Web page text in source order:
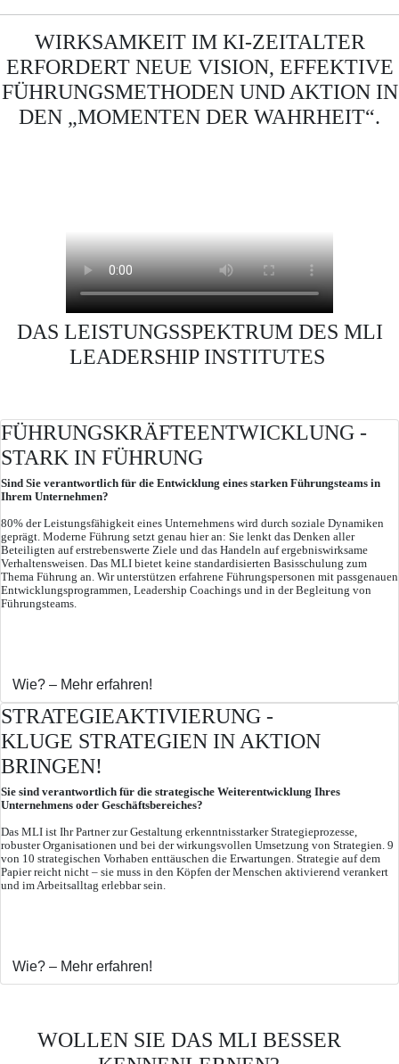
WIRKSAMKEIT IM KI-ZEITALTER
ERFORDERT NEUE VISION, EFFEKTIVE
FÜHRUNGSMETHODEN UND AKTION IN
DEN „MOMENTEN DER WAHRHEIT“.
DAS LEISTUNGSSPEKTRUM DES MLI
LEADERSHIP INSTITUTES
FÜHRUNGSKRÄFTEENTWICKLUNG -
STARK IN FÜHRUNG
Sind Sie verantwortlich für die Entwicklung eines starken Führungsteams in
Ihrem Unternehmen?
80% der Leistungsfähigkeit eines Unternehmens wird durch soziale Dynamiken
geprägt. Moderne Führung setzt genau hier an: Sie lenkt das Denken aller
Beteiligten auf erstrebenswerte Ziele und das Handeln auf ergebniswirksame
Verhaltensweisen. Das MLI bietet keine standardisierten Basisschulung zum
Thema Führung an. Wir unterstützen erfahrene Führungspersonen mit passgenauen
Entwicklungsprogrammen, Leadership Coachings und in der Begleitung von
Führungsteams.
Wie? – Mehr erfahren!
STRATEGIEAKTIVIERUNG -
KLUGE STRATEGIEN IN AKTION
BRINGEN!
Sie sind verantwortlich für die strategische Weiterentwicklung Ihres
Unternehmens oder Geschäftsbereiches?
Das MLI ist Ihr Partner zur Gestaltung erkenntnisstarker Strategieprozesse,
robuster Organisationen und bei der wirkungsvollen Umsetzung von Strategien. 9
von 10 strategischen Vorhaben enttäuschen die Erwartungen. Strategie auf dem
Papier reicht nicht – sie muss in den Köpfen der Menschen aktivierend verankert
und im Arbeitsalltag erlebbar sein.
Wie? – Mehr erfahren!
WOLLEN SIE DAS MLI BESSER